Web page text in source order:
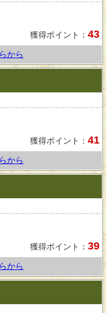
獲得ポイント： 43
から
獲得ポイント： 41
から
獲得ポイント： 39
から